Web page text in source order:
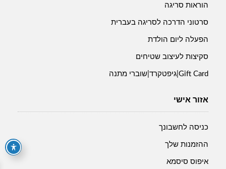
הוראות סריגה
סרטוני הדרכה לסריגה בעברית
הפעלה ליום הולדת
סקיצות לעיצוב שטיחים
Gift Card|גיפטקרד|שוברי מתנה
אזור אישי
כניסה לחשבונך
ההזמנות שלך
איפוס סיסמא